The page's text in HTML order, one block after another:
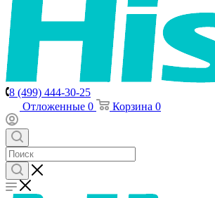
8 (499) 444-30-25
Отложенные 0 Корзина 0